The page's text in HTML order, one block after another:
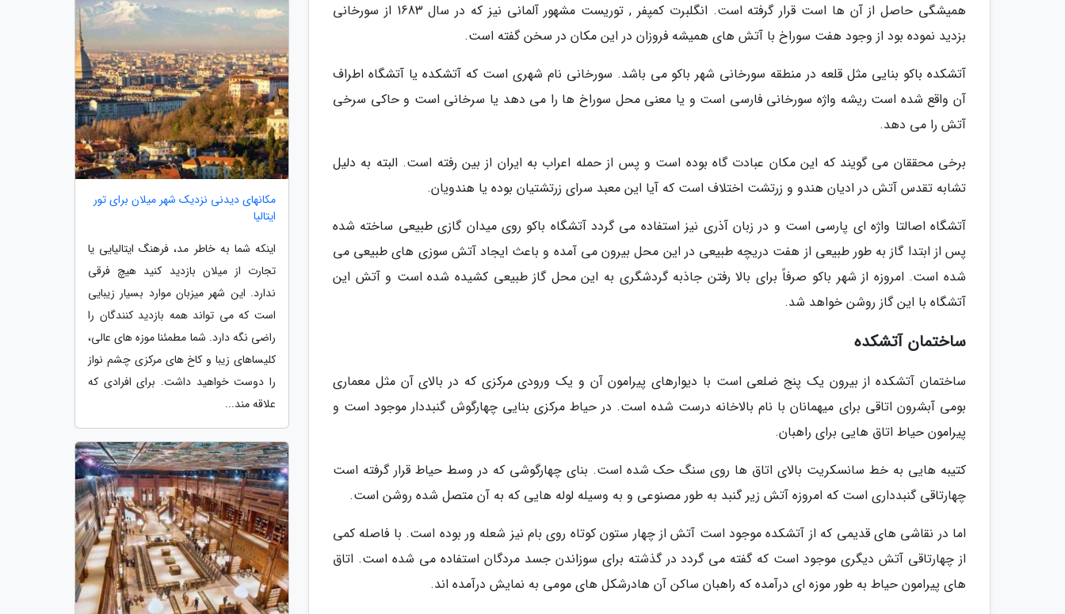
همیشگی حاصل از آن ها است قرار گرفته است. انگلبرت کمپفر , توریست مشهور آلمانی نیز که در سال 1683 از سورخانی
بزدید نموده بود از وجود هفت سوراخ با آتش های همیشه فروزان در این مکان در سخن گفته است.
آتشکده باکو بنایی مثل قلعه در منطقه سورخانی شهر باکو می باشد. سورخانی نام شهری است که آتشکده یا آتشگاه اطراف
آن واقع شده است ریشه واژه سورخانی فارسی است و یا معنی محل سوراخ ها را می دهد یا سرخانی است و حاکی سرخی
آتش را می دهد.
برخی محققان می گویند که این مکان عبادت گاه بوده است و پس از حمله اعراب به ایران از بین رفته است. البته به دلیل
تشابه تقدس آتش در ادیان هندو و زرتشت اختلاف است که آیا این معبد سرای زرتشتیان بوده یا هندویان.
آتشگاه اصالتا واژه ای پارسی است و در زبان آذری نیز استفاده می گردد آتشگاه باکو روی میدان گازی طبیعی ساخته شده
پس از ابتدا گاز به طور طبیعی از هفت دریچه طبیعی در این محل بیرون می آمده و باعث ایجاد آتش سوزی های طبیعی می
شده است. امروزه از شهر باکو صرفاً برای بالا رفتن جاذبه گردشگری به این محل گاز طبیعی کشیده شده است و آتش این
آتشگاه با این گاز روشن خواهد شد.
ساختمان آتشکده
ساختمان آتشکده از بیرون یک پنج ضلعی است با دیوارهای پیرامون آن و یک ورودی مرکزی که در بالای آن مثل معماری
بومی آبشرون اتاقی برای میهمانان با نام بالاخانه درست شده است. در حیاط مرکزی بنایی چهارگوش گنبددار موجود است و
پیرامون حیاط اتاق هایی برای راهبان.
کتیبه هایی به خط سانسکریت بالای اتاق ها روی سنگ حک شده است. بنای چهارگوشی که در وسط حیاط قرار گرفته است
چهارتاقی گنبدداری است که امروزه آتش زیر گنبد به طور مصنوعی و به وسیله لوله هایی که به آن متصل شده روشن است.
اما در نقاشی های قدیمی که از آتشکده موجود است آتش از چهار ستون کوتاه روی بام نیز شعله ور بوده است. با فاصله کمی
از چهارتاقی آتش دیگری موجود است که گفته می گردد در گذشته برای سوزاندن جسد مردگان استفاده می شده است. اتاق
های پیرامون حیاط به طور موزه ای درآمده که راهبان ساکن آن هادرشکل های مومی به نمایش درآمده اند.
مکانهای دیدنی نزدیک شهر میلان برای تور
ایتالیا
اینکه شما به خاطر مد، فرهنگ ایتالیایی یا
تجارت از میلان بازدید کنید هیچ فرقی
ندارد. این شهر میزبان موارد بسیار زیبایی
است که می تواند همه بازدید کنندگان را
راضی نگه دارد. شما مطمئنا موزه های عالی،
کلیساهای زیبا و کاخ های مرکزی چشم نواز
را دوست خواهید داشت. برای افرادی که
علاقه مند...